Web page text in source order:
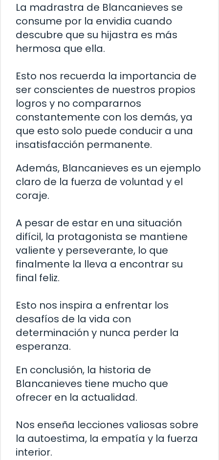
La madrastra de Blancanieves se
consume por la envidia cuando
descubre que su hijastra es más
hermosa que ella.
Esto nos recuerda la importancia de
ser conscientes de nuestros propios
logros y no compararnos
constantemente con los demás, ya
que esto solo puede conducir a una
insatisfacción permanente.
Además, Blancanieves es un ejemplo
claro de la fuerza de voluntad y el
coraje.
A pesar de estar en una situación
difícil, la protagonista se mantiene
valiente y perseverante, lo que
finalmente la lleva a encontrar su
final feliz.
Esto nos inspira a enfrentar los
desafíos de la vida con
determinación y nunca perder la
esperanza.
En conclusión, la historia de
Blancanieves tiene mucho que
ofrecer en la actualidad.
Nos enseña lecciones valiosas sobre
la autoestima, la empatía y la fuerza
interior.